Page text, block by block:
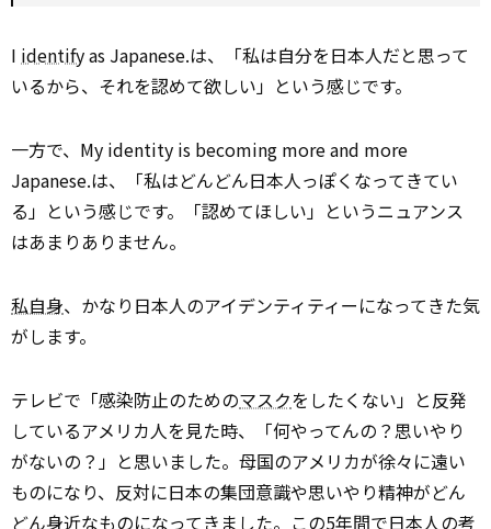
I identifyas Japanese.は、「私は自分を日本人だと思って
いるから、それを認めて欲しい」という感じです。
一方で、My identity is becoming more and more
Japanese.は、「私はどんどん日本人っぽくなってきてい
る」という感じです。「認めてほしい」というニュアンス
はあまりありません。
私自身、かなり日本人のアイデンティティーになってきた気
がします。
テレビで「感染防止のためのマスクをしたくない」と反発
しているアメリカ人を見た時、「何やってんの？思いやり
がないの？」と思いました。母国のアメリカが徐々に遠い
ものになり、反対に日本の集団意識や思いやり精神がどん
どん身近なものになってきました。この5年間で日本人の考